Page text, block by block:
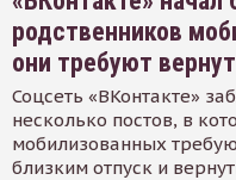
родственников
они требуют
Соцсеть «ВКонтакте»
несколько постов, в
мобилизованных
близким отпуск и